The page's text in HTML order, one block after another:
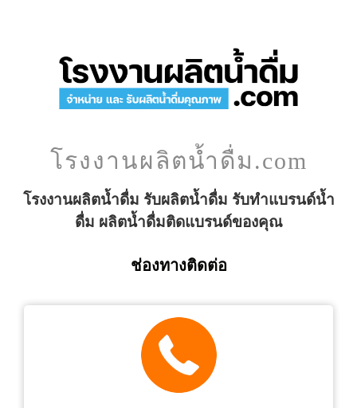
โรงงานผลิตน้ำดื่ม.com
โรงงานผลิตน้ำดื่ม รับผลิตน้ำดื่ม รับทำแบรนด์น้ำ
ดื่ม ผลิตน้ำดื่มติดแบรนด์ของคุณ
ช่องทางติดต่อ